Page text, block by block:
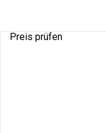
Preis prüfen